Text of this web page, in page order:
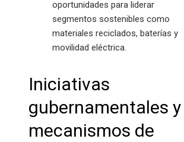
oportunidades para liderar
segmentos sostenibles como
materiales reciclados, baterías y
movilidad eléctrica.
Iniciativas
gubernamentales y
mecanismos de